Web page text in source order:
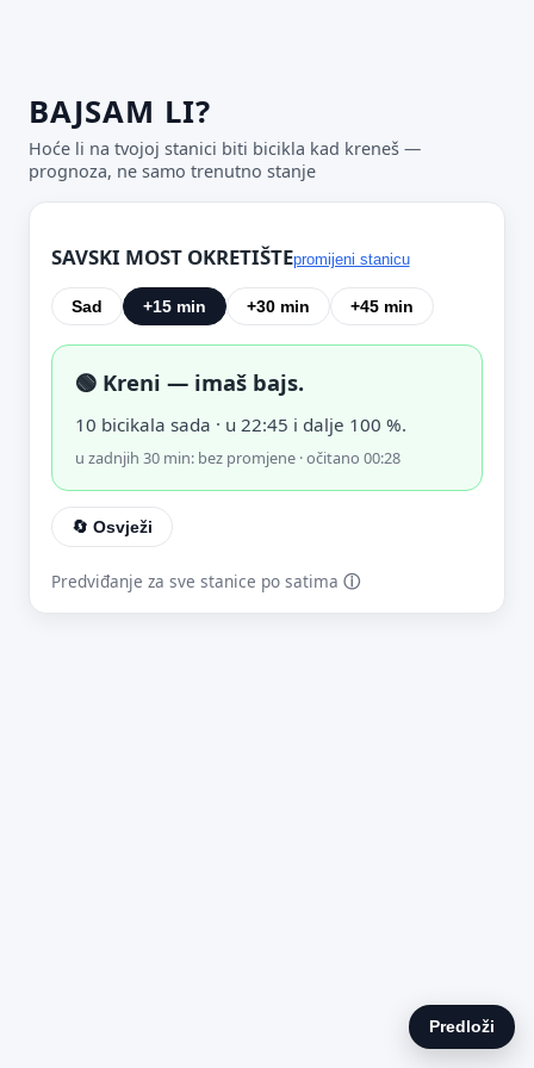
BAJSAM LI?
Hoće li na tvojoj stanici biti bicikla kad kreneš —
prognoza, ne samo trenutno stanje
SAVSKI MOST OKRETIŠTEpromijeni stanicu
Sad +15 min +30 min +45 min
🟢 Kreni — imaš bajs.
10 bicikala sada · u 22:45 i dalje 100 %.
u zadnjih 30 min: bez promjene · očitano 00:28
🔄 Osvježi
Predviđanje za sve stanice po satima ⓘ
Predloži
Predloži poboljšanje ove stranice
Što bi ti ovdje bilo korisno? Koje pitanje želiš da ova
stranica može odgovoriti? (npr. “kada je
usporediti?”)
Vrsta poruke
Prijava problema
Tvoj prijedlog